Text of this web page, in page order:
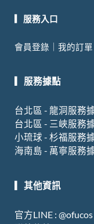
e
b
o
▎服務入口
會員登錄 我的訂單
▎服務據點
台北區 - 龍洞服務
台北區 - 三峽服務
小琉球 - 杉福服務
海南島 - 萬寧服務
▎其他資訊
官方LINE : @ofucos